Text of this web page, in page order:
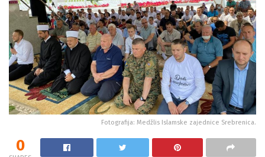
Fotografija: Medžlis Islamske zajednice Srebrenica.
0